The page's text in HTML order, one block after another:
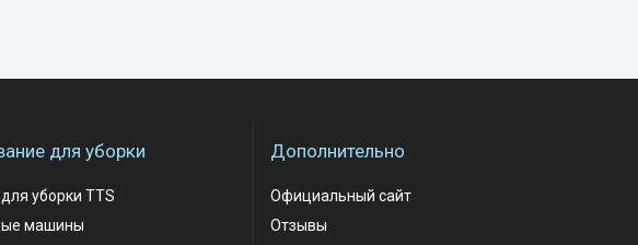
для уборки
уборки TTS
машины
Дополнительно
Официальный сайт
Отзывы